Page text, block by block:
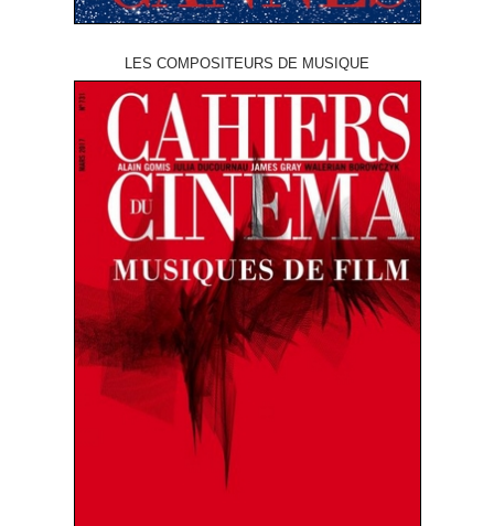
LES COMPOSITEURS DE MUSIQUE